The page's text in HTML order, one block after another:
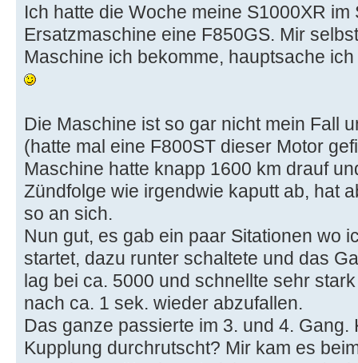
Ich hatte die Woche meine S1000XR
Ersatzmaschine eine F850GS. Mir
Maschine ich bekomme, hauptsache
Die Maschine ist so gar nicht mein Fall
(hatte mal eine F800ST dieser Motor
Maschine hatte knapp 1600 km drauf
Zündfolge wie irgendwie kaputt ab, hat
so an sich.
Nun gut, es gab ein paar Sitationen wo
startet, dazu runter schaltete und das
lag bei ca. 5000 und schnellte sehr
nach ca. 1 sek. wieder abzufallen.
Das ganze passierte im 3. und 4.
Kupplung durchrutscht? Mir kam es